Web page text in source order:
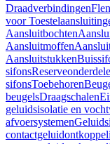
Draadverbindingen
voor
Aansluitbochten
Aansluitmoffen
Aansluitstukken
sifons
sifonsToebehoren
beugelsDraagschalen
geluidsisolatie en
afvoersystemen